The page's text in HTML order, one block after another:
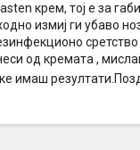
крем, тој е за
измиј ги убаво
од кремата ,
имаш